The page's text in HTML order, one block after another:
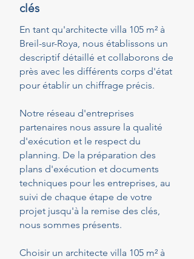
clés
En tant qu'architecte villa 105 m² à
Breil-sur-Roya, nous établissons un
descriptif détaillé et collaborons de
près avec les différents corps d'état
pour établir un chiffrage précis.
Notre réseau d'entreprises
partenaires nous assure la qualité
d'exécution et le respect du
planning. De la préparation des
plans d'exécution et documents
techniques pour les entreprises, au
suivi de chaque étape de votre
projet jusqu'à la remise des clés,
nous sommes présents.
Choisir un architecte villa 105 m² à